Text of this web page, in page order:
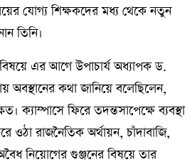
যোগ্য শিক্ষকদের মধ্য থেকে নতুন
তিনি।
এর আগে উপাচার্য অধ্যাপক ড.
কথা জানিয়ে বলেছিলেন,
ক্যাম্পাসে ফিরে তদন্তসাপেক্ষে ব্যবস্থা
ওঠা রাজনৈতিক অর্থায়ন, চাঁদাবাজি,
নিয়োগের গুঞ্জনের বিষয়ে তার